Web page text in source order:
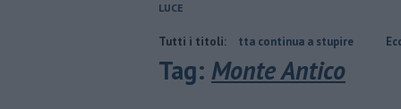
LUCE
Tutti i titoli:
Il nido di Caretta caretta continua a stupire Ecco la nuova
Tag: Monte Antico